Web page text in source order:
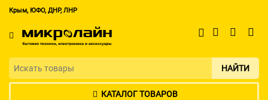
Крым, ЮФО, ДНР, ЛНР
НАЙТИ
КАТАЛОГ ТОВАРОВ